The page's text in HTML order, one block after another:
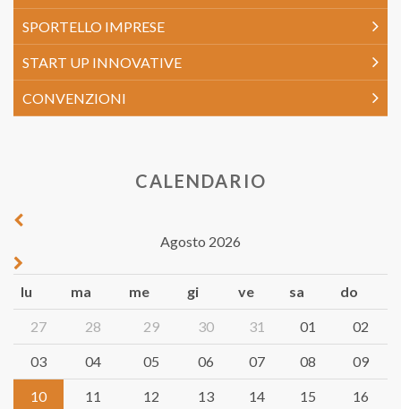
SPORTELLO IMPRESE
START UP INNOVATIVE
CONVENZIONI
CALENDARIO
Agosto 2026
lu ma me gi ve sa do
27 28 29 30 31 01 02
03 04 05 06 07 08 09
10 11 12 13 14 15 16